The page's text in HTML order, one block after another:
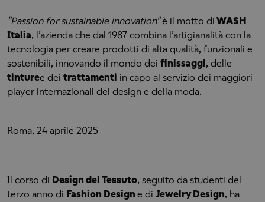
"Passion for sustainable innovation"è il motto di WASH
Italia, l’azienda che dal 1987 combina l’artigianalità con la
tecnologia per creare prodotti di alta qualità, funzionali e
sostenibili, innovando il mondo dei finissaggi, delle
tinturee dei trattamenti in capo al servizio dei maggiori
player internazionali del design e della moda.
Roma, 24 aprile 2025
Il corso di Design del Tessuto, seguito da studenti del
terzo anno di Fashion Design e di Jewelry Design, ha